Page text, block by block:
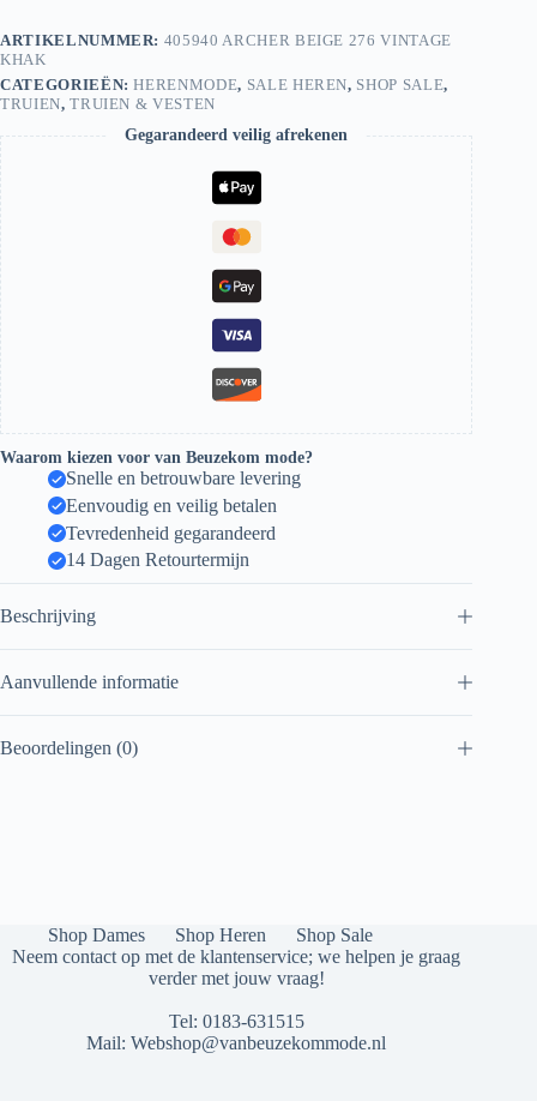
aantal
ARTIKELNUMMER: 405940 ARCHER BEIGE 276 VINTAGE
KHAK
CATEGORIEËN:HERENMODE, SALE HEREN, SHOP SALE,
TRUIEN,TRUIEN & VESTEN
Gegarandeerd veilig afrekenen
Waarom kiezen voor van Beuzekom mode?
Snelle en betrouwbare levering
Eenvoudig en veilig betalen
Tevredenheid gegarandeerd
14 Dagen Retourtermijn
Beschrijving
Aanvullende informatie
Beoordelingen (0)
Shop Dames Shop Heren
Shop Sale
Neem contact op met de klantenservice; we helpen je graag
verder met jouw vraag!
Tel: 0183-631515
Mail:Webshop@vanbeuzekommode.nl